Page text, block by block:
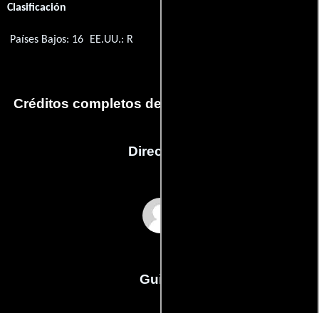
Clasificación
Países Bajos: 16 EE.UU.: R
Créditos completos de la película Dead Easy
Dirección
Guión